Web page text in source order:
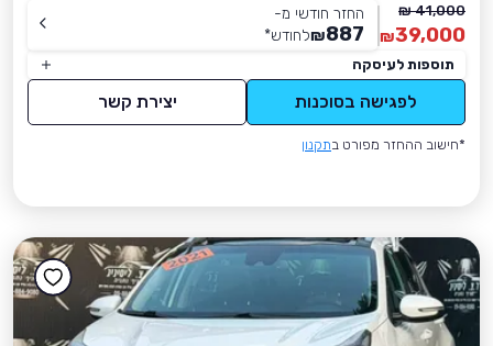
41,000 ₪
39,000
₪
החזר חודשי מ-
887
₪לחודש*
תוספות לעיסקה
לפגישה בסוכנות יצירת קשר
*חישוב ההחזר מפורט בתקנון